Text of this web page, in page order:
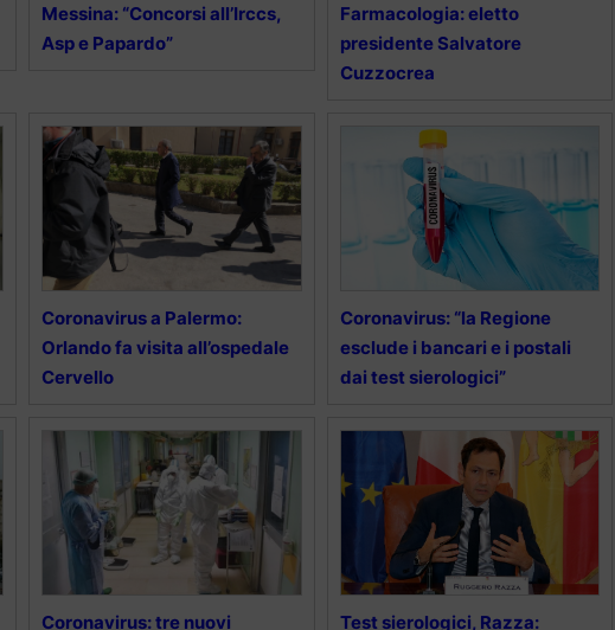
Messina: “Concorsi all’Irccs,
Asp e Papardo”
Farmacologia: eletto
presidente Salvatore
Cuzzocrea
Coronavirus a Palermo:
Orlando fa visita all’ospedale
Cervello
Coronavirus: “la Regione
esclude i bancari e i postali
dai test sierologici”
Coronavirus: tre nuovi Test sierologici, Razza: